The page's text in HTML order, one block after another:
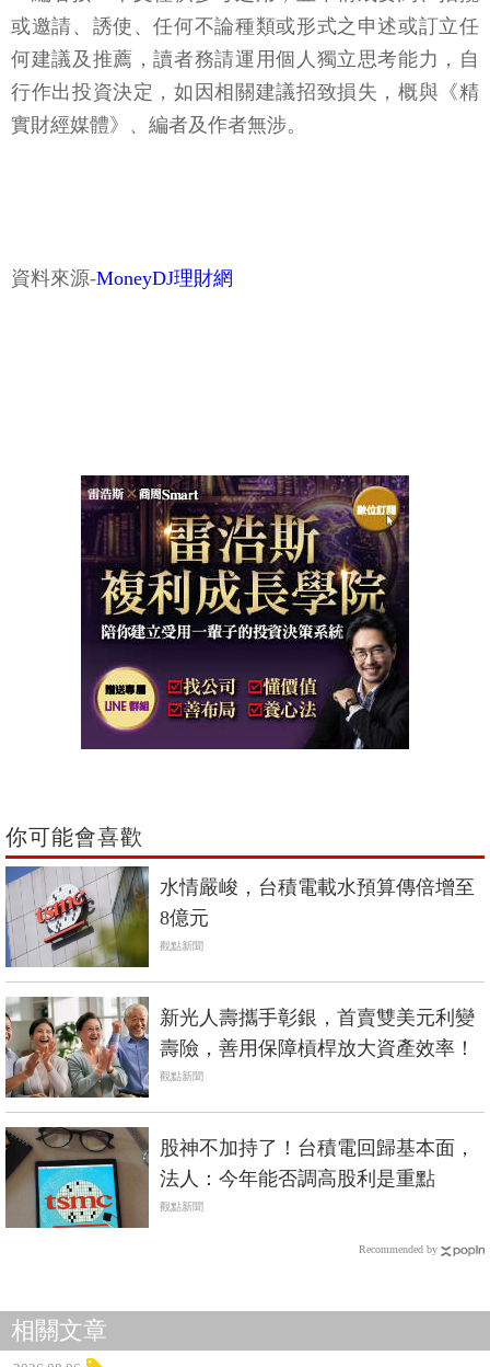
或邀請、誘使、任何不論種類或形式之申述或訂立任
何建議及推薦，讀者務請運用個人獨立思考能力，自
行作出投資決定，如因相關建議招致損失，概與《精
實財經媒體》、編者及作者無涉。
資料來源-MoneyDJ理財網
你可能會喜歡
水情嚴峻，台積電載水預算傳倍增至
8億元
觀點新聞
新光人壽攜手彰銀，首賣雙美元利變
壽險，善用保障槓桿放大資產效率！
觀點新聞
股神不加持了！台積電回歸基本面，
法人：今年能否調高股利是重點
觀點新聞
Recommended by
相關文章